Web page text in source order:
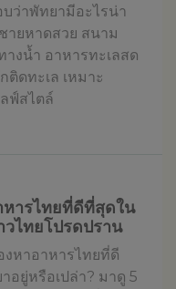
ว่าพัทยามีอะไรน่า
ายหาดสวย สนาม
งน้ำ อาหารทะเลสด
ติดทะเล เหมาะ
ฟ์สไตล์
ารไทยที่ดีที่สุดใน
ไทยโปรดปราน
หาอาหารไทยที่ดี
อยู่หรือเปล่า? มาดู 5